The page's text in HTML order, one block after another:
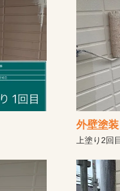
外壁塗装
上塗り2回